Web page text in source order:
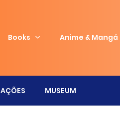
Books Anime & Mangá
MUSEUM